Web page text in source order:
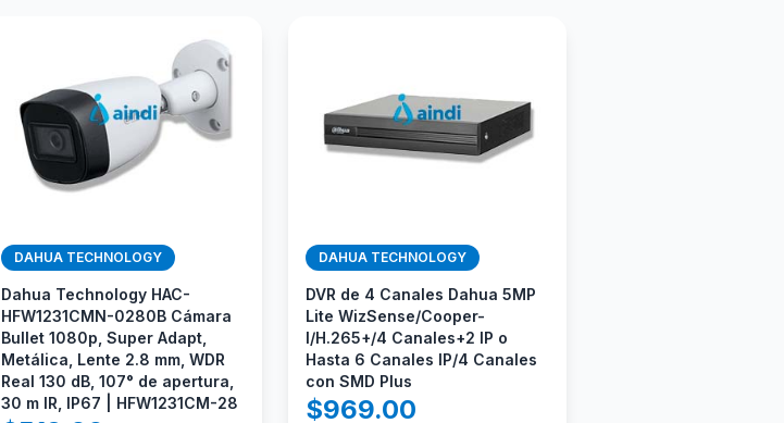
DAHUA TECHNOLOGY
Dahua Technology HAC-
HFW1231CMN-0280B Cámara
Bullet 1080p, Super Adapt,
Metálica, Lente 2.8 mm, WDR
Real 130 dB, 107° de apertura,
30 m IR, IP67 | HFW1231CM-28
DAHUA TECHNOLOGY
DVR de 4 Canales Dahua 5MP
Lite WizSense/Cooper-
I/H.265+/4 Canales+2 IP o
Hasta 6 Canales IP/4 Canales
con SMD Plus
$969.00